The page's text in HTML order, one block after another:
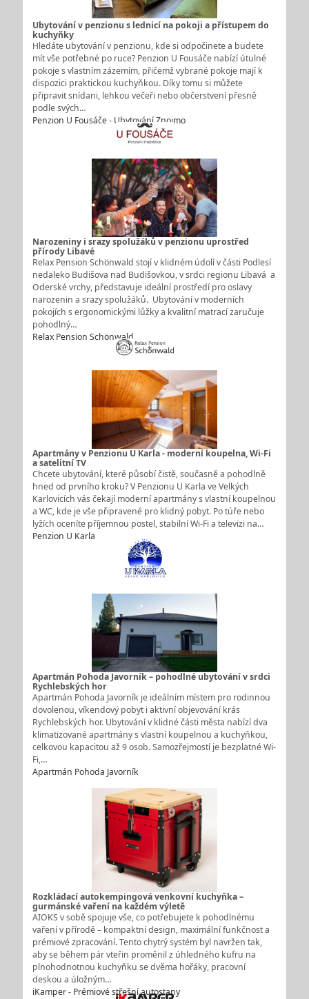
Ubytování v penzionu s lednicí na pokoji a přístupem do
kuchyňky
Hledáte ubytování v penzionu, kde si odpočinete a budete
mít vše potřebné po ruce? Penzion U Fousáče nabízí útulné
pokoje s vlastním zázemím, přičemž vybrané pokoje mají k
dispozici praktickou kuchyňkou. Díky tomu si můžete
připravit snídani, lehkou večeři nebo občerstvení přesně
podle svých…
Penzion U Fousáče - Ubytování Znojmo
Narozeniny i srazy spolužáků v penzionu uprostřed
přírody Libavé
Relax Pension Schönwald stojí v klidném údolí v části Podlesí
nedaleko Budišova nad Budišovkou, v srdci regionu Libavá a
Oderské vrchy, představuje ideální prostředí pro oslavy
narozenin a srazy spolužáků. Ubytování v moderních
pokojích s ergonomickými lůžky a kvalitní matrací zaručuje
pohodlný…
Relax Pension Schönwald
Apartmány v Penzionu U Karla - moderní koupelna, Wi-Fi
a satelitní TV
Chcete ubytování, které působí čistě, současně a pohodlně
hned od prvního kroku? V Penzionu U Karla ve Velkých
Karlovicích vás čekají moderní apartmány s vlastní koupelnou
a WC, kde je vše připravené pro klidný pobyt. Po túře nebo
lyžích oceníte příjemnou postel, stabilní Wi-Fi a televizi na…
Penzion U Karla
Apartmán Pohoda Javorník – pohodlné ubytování v srdci
Rychlebských hor
Apartmán Pohoda Javorník je ideálním místem pro rodinnou
dovolenou, víkendový pobyt i aktivní objevování krás
Rychlebských hor. Ubytování v klidné části města nabízí dva
klimatizované apartmány s vlastní koupelnou a kuchyňkou,
celkovou kapacitou až 9 osob. Samozřejmostí je bezplatné Wi-
Fi,…
Apartmán Pohoda Javorník
Rozkládací autokempingová venkovní kuchyňka –
gurmánské vaření na každém výletě
AIOKS v sobě spojuje vše, co potřebujete k pohodlnému
vaření v přírodě – kompaktní design, maximální funkčnost a
prémiové zpracování. Tento chytrý systém byl navržen tak,
aby se během pár vteřin proměnil z úhledného kufru na
plnohodnotnou kuchyňku se dvěma hořáky, pracovní
deskou a úložným…
iKamper - Prémiové střešní autostany